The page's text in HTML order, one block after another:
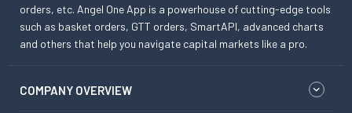
orders, etc. Angel One App is a powerhouse of cutting-edge tools
such as basket orders, GTT orders, SmartAPI, advanced charts
and others that help you navigate capital markets like a pro.
COMPANY OVERVIEW